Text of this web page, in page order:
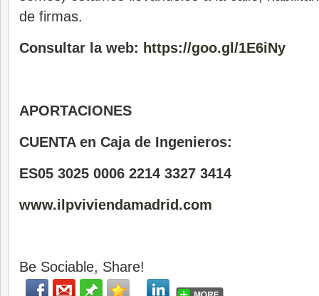
de firmas.
Consultar la web: https://goo.gl/1E6iNy
APORTACIONES
CUENTA en Caja de Ingenieros:
ES05 3025 0006 2214 3327 3414
www.ilpviviendamadrid.com
Be Sociable, Share!